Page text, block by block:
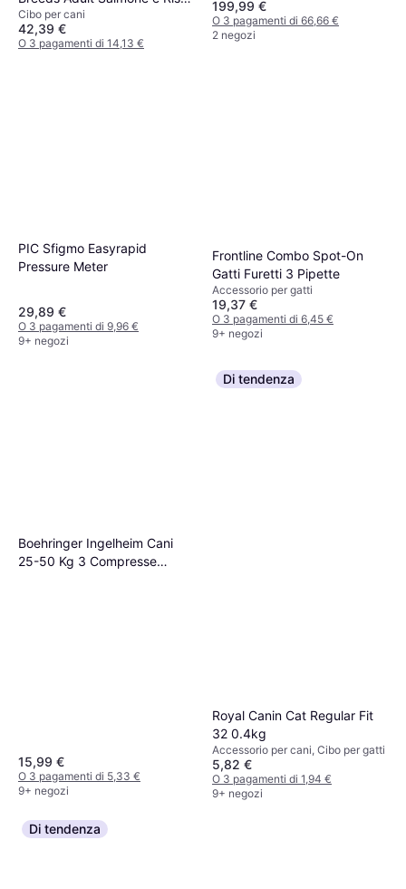
2 x 12 kg
Cibo per cani
42,39 €
O 3 pagamenti di 14,13 €
199,99 €
O 3 pagamenti di 66,66 €
2 negozi
PIC Sfigmo Easyrapid
Pressure Meter
29,89 €
O 3 pagamenti di 9,96 €
9+ negozi
Frontline Combo Spot-On
Gatti Furetti 3 Pipette
Accessorio per gatti
19,37 €
O 3 pagamenti di 6,45 €
9+ negozi
Boehringer Ingelheim Cani
25-50 Kg 3 Compresse
15,99 €
O 3 pagamenti di 5,33 €
9+ negozi
Di tendenza
Royal Canin Cat Regular Fit
32 0.4kg
Accessorio per cani, Cibo per gatti
5,82 €
O 3 pagamenti di 1,94 €
9+ negozi
Di tendenza